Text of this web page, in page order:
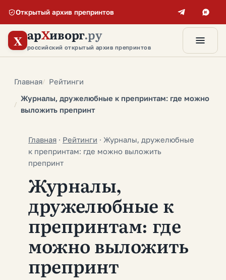
Открытый архив препринтов
X арХиворг.ру
российский открытый архив препринтов
Главная
Рейтинги
Журналы, дружелюбные к препринтам: где можно
выложить препринт
Главная · Рейтинги · Журналы, дружелюбные
к препринтам: где можно выложить
препринт
Журналы,
дружелюбные к
препринтам: где
можно выложить
препринт